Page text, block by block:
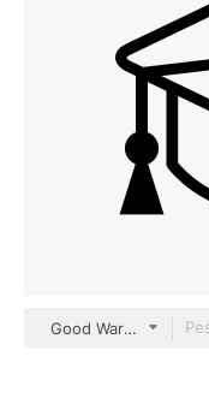
Good Ware Lineal